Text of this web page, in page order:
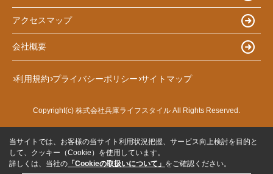
アクセスマップ
会社概要
利用規約 プライバシーポリシー サイトマップ
Copyright(c) 株式会社兵庫ライフスタイル All Rights Reserved.
当サイトでは、お客様の当サイト利用状況把握、サービス向上検討を目的と
して、クッキー（Cookie）を使用しています。
詳しくは、当社の 「Cookieの取扱いについて」 をご確認ください。